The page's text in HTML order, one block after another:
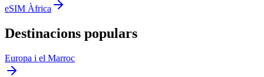
eSIM Àfrica
Destinacions populars
Europa i el Marroc